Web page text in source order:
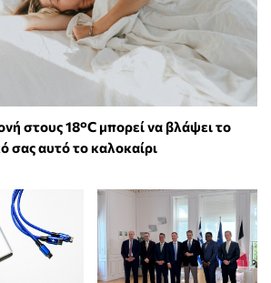
στους 18°C μπορεί να βλάψει το
σας αυτό το καλοκαίρι